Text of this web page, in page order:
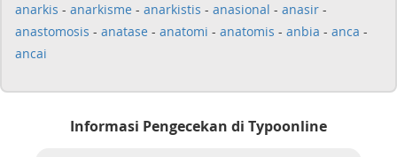
anarkis - anarkisme - anarkistis - anasional - anasir -
anastomosis - anatase - anatomi - anatomis - anbia - anca -
ancai
Informasi Pengecekan di Typoonline